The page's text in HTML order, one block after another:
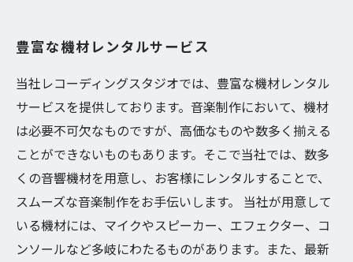
豊富な機材レンタルサービス
当社レコーディングスタジオでは、豊富な機材レンタル
サービスを提供しております。音楽制作において、機材
は必要不可欠なものですが、高価なものや数多く揃える
ことができないものもあります。そこで当社では、数多
くの音響機材を用意し、お客様にレンタルすることで、
スムーズな音楽制作をお手伝いします。 当社が用意して
いる機材には、マイクやスピーカー、エフェクター、コ
ンソールなど多岐にわたるものがあります。また、最新